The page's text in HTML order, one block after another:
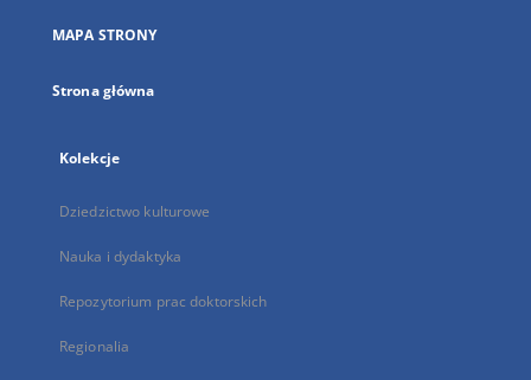
karcie
MAPA STRONY
Strona główna
Kolekcje
Dziedzictwo kulturowe
Nauka i dydaktyka
Repozytorium prac doktorskich
Regionalia